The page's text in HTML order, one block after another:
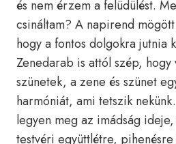
és nem érzem a felüdülést.
csináltam? A napirend
hogy a fontos dolgokra jutnia
Zenedarab is attól szép, hogy
szünetek, a zene és szünet
harmóniát, ami tetszik
legyen meg az imádság
testvéri együttlétre,